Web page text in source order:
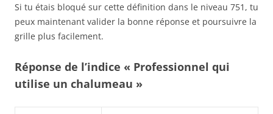
Si tu étais bloqué sur cette définition dans le niveau 751, tu
peux maintenant valider la bonne réponse et poursuivre la
grille plus facilement.
Réponse de l’indice « Professionnel qui
utilise un chalumeau »